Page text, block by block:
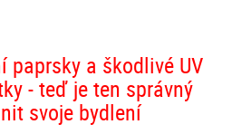
paprsky a škodlivé UV
- teď je ten správný
svoje bydlení